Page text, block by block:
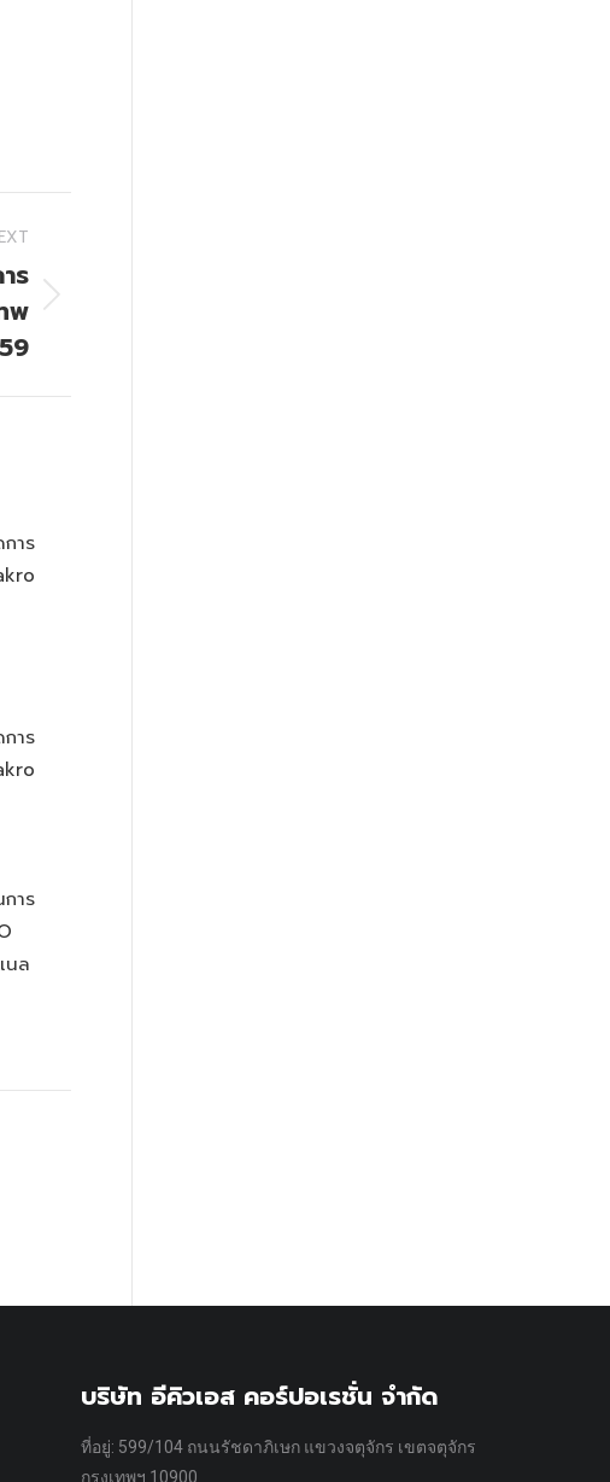
ร
พ
าร
าร
าร
นล
บริษัท อีคิวเอส คอร์ปอเรชั่น จำกัด
ที่อยู่: 599/104 ถนนรัชดาภิเษก แขวงจตุจักร เขตจตุจักร
กรุงเทพฯ 10900